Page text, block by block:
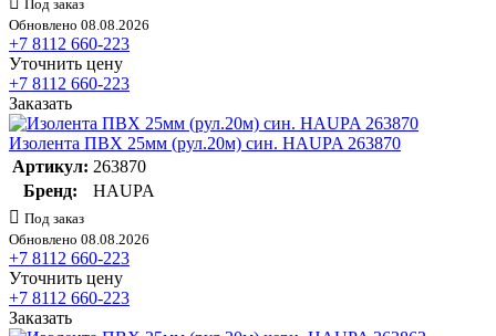
Под заказ
Обновлено 08.08.2026
+7 8112 660-223
Уточнить цену
+7 8112 660-223
Заказать
Изолента ПВХ 25мм (рул.20м) син. HAUPA 263870
Артикул: 263870
Бренд:
HAUPA
Под заказ
Обновлено 08.08.2026
+7 8112 660-223
Уточнить цену
+7 8112 660-223
Заказать